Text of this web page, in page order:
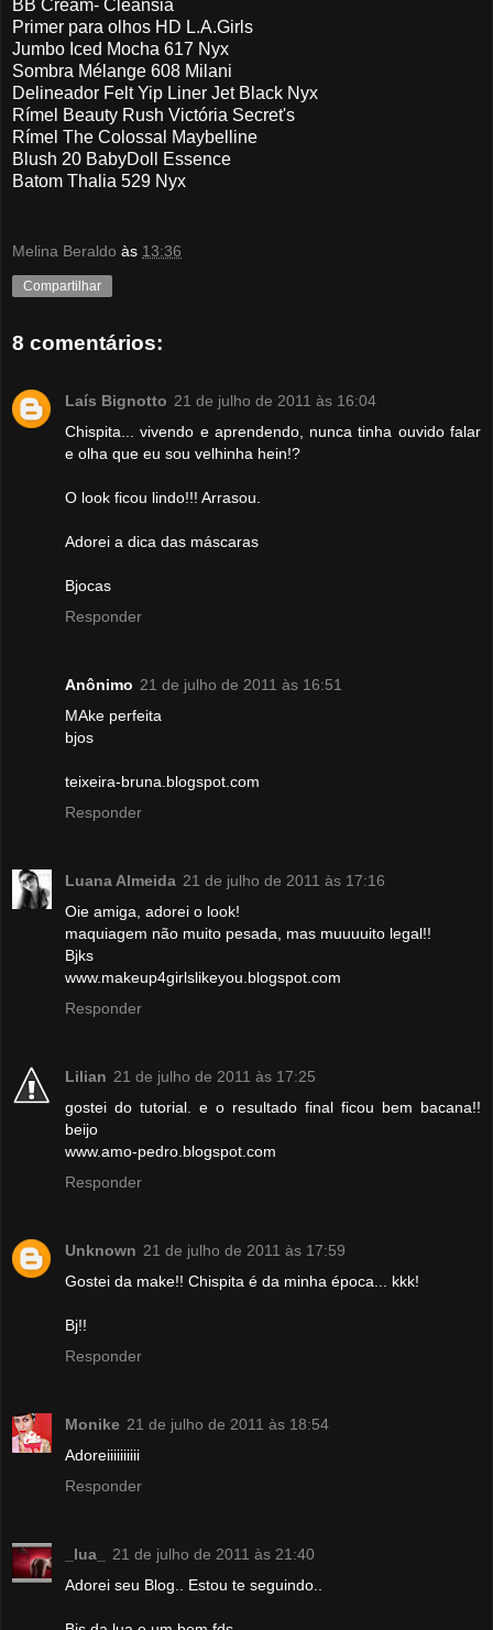
BB Cream- Cleansia
Primer para olhos HD L.A.Girls
Jumbo Iced Mocha 617 Nyx
Sombra Mélange 608 Milani
Delineador Felt Yip Liner Jet Black Nyx
Rímel Beauty Rush Victória Secret's
Rímel The Colossal Maybelline
Blush 20 BabyDoll Essence
Batom Thalia 529 Nyx
Melina Beraldo às 13:36
Compartilhar
8 comentários:
Laís Bignotto 21 de julho de 2011 às 16:04
Chispita... vivendo e aprendendo, nunca tinha ouvido falar
e olha que eu sou velhinha hein!?
O look ficou lindo!!! Arrasou.
Adorei a dica das máscaras
Bjocas
Responder
Anônimo 21 de julho de 2011 às 16:51
MAke perfeita
bjos
teixeira-bruna.blogspot.com
Responder
Luana Almeida 21 de julho de 2011 às 17:16
Oie amiga, adorei o look!
maquiagem não muito pesada, mas muuuuito legal!!
Bjks
www.makeup4girlslikeyou.blogspot.com
Responder
Lilian 21 de julho de 2011 às 17:25
gostei do tutorial. e o resultado final ficou bem bacana!!
beijo
www.amo-pedro.blogspot.com
Responder
Unknown 21 de julho de 2011 às 17:59
Gostei da make!! Chispita é da minha época... kkk!
Bj!!
Responder
Monike 21 de julho de 2011 às 18:54
Adoreiiiiiiiiii
Responder
_lua_
21 de julho de 2011 às 21:40
Adorei seu Blog.. Estou te seguindo..